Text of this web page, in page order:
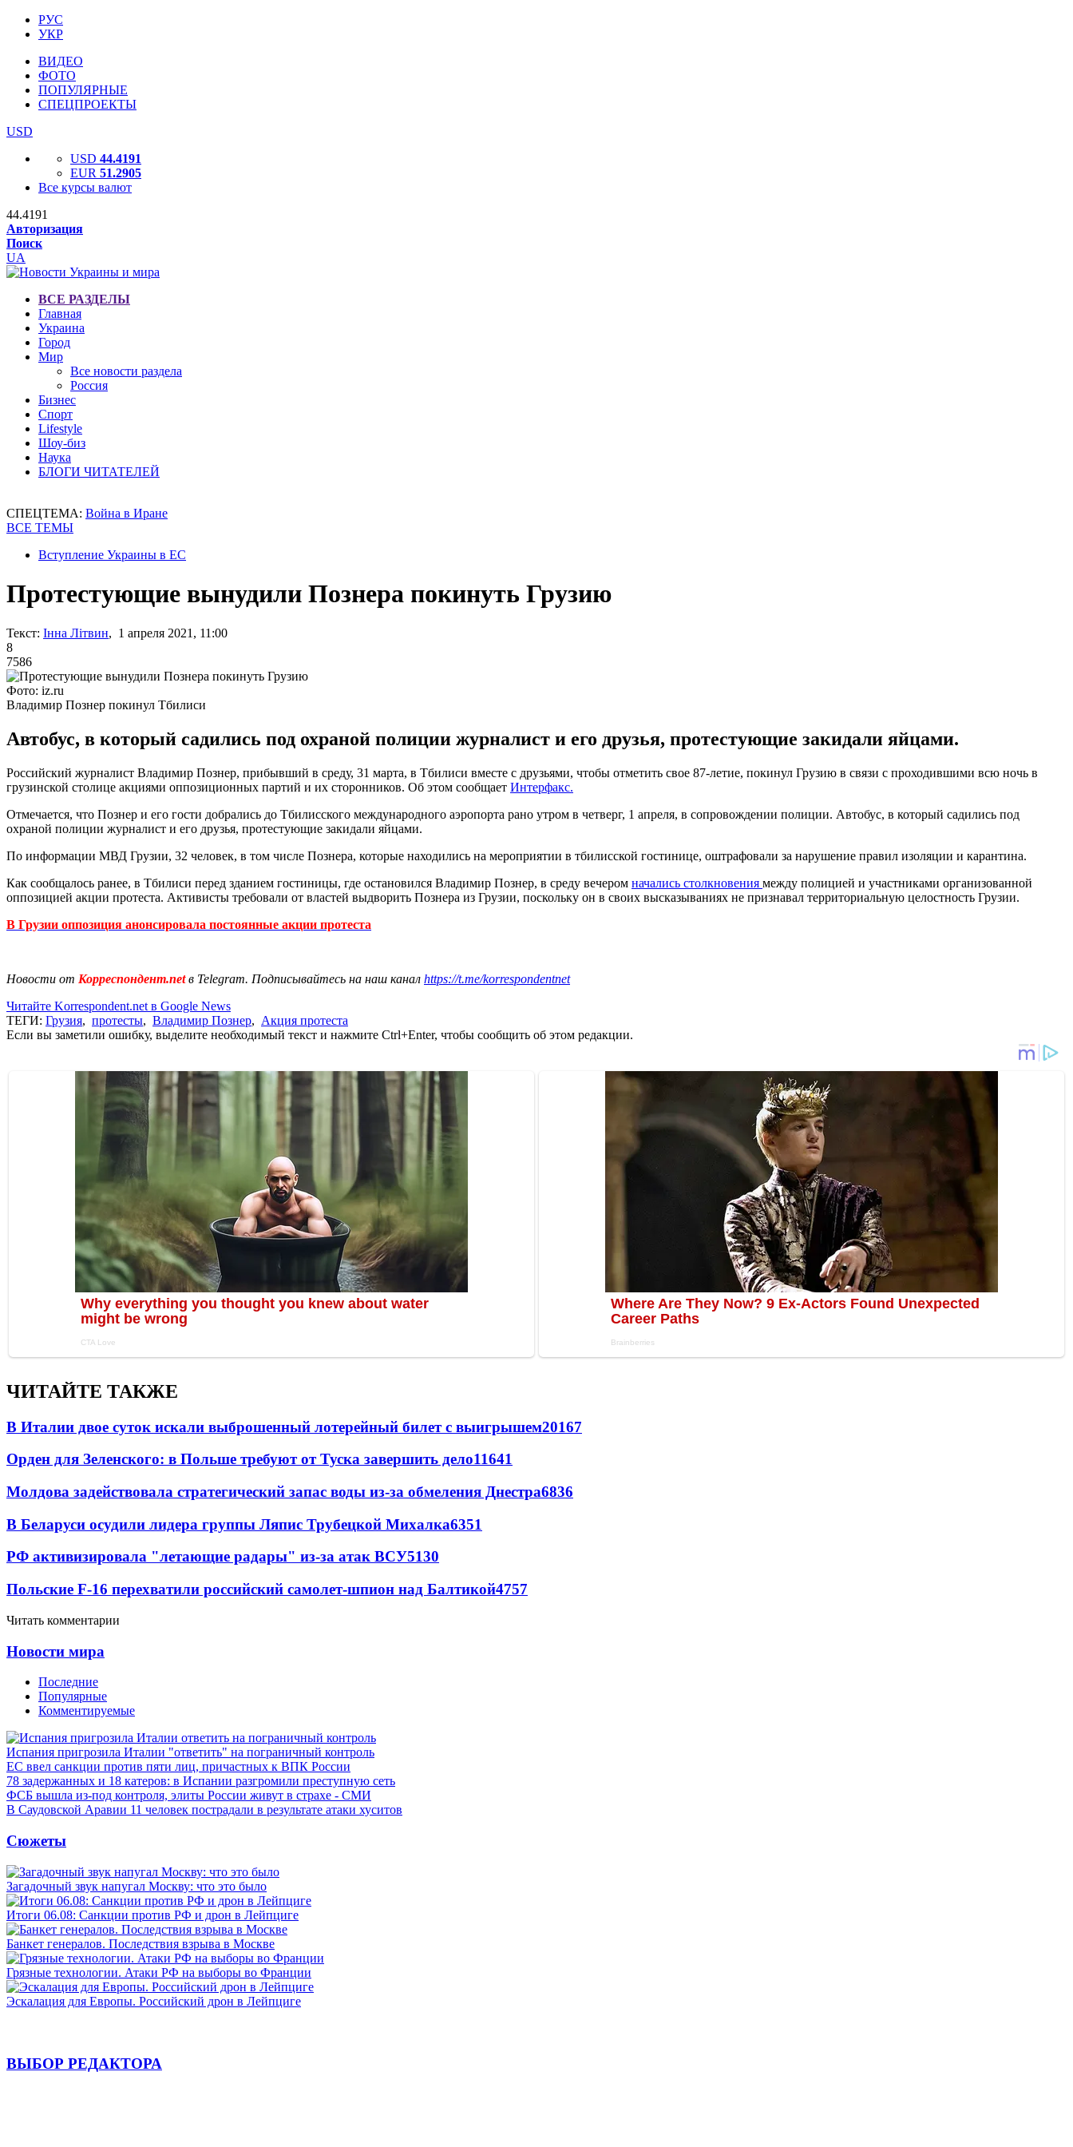
РУС
УКР
ВИДЕО
ФОТО
ПОПУЛЯРНЫЕ
СПЕЦПРОЕКТЫ
USD
USD 44.4191
EUR 51.2905
Все курсы валют
44.4191
Авторизация
Поиск
UA
ВСЕ РАЗДЕЛЫ
Главная
Украина
Город
Мир
Все новости раздела
Россия
Бизнес
Спорт
Lifestyle
Шоу-биз
Наука
БЛОГИ ЧИТАТЕЛЕЙ
СПЕЦТЕМА: Война в Иране
ВСЕ ТЕМЫ
Вступление Украины в ЕС
Протестующие вынудили Познера покинуть Грузию
Текст: Інна Літвин, 1 апреля 2021, 11:00
8
7586
Фото: iz.ru
Владимир Познер покинул Тбилиси
Автобус, в который садились под охраной полиции журналист и его друзья, протестующие закидали яйцами.
Российский журналист Владимир Познер, прибывший в среду, 31 марта, в Тбилиси вместе с друзьями, чтобы отметить свое 87-летие, покинул Грузию в связи с проходившими всю ночь в
грузинской столице акциями оппозиционных партий и их сторонников. Об этом сообщает Интерфакс.
Отмечается, что Познер и его гости добрались до Тбилисского международного аэропорта рано утром в четверг, 1 апреля, в сопровождении полиции. Автобус, в который садились под
охраной полиции журналист и его друзья, протестующие закидали яйцами.
По информации МВД Грузии, 32 человек, в том числе Познера, которые находились на мероприятии в тбилисской гостинице, оштрафовали за нарушение правил изоляции и карантина.
Как сообщалось ранее, в Тбилиси перед зданием гостиницы, где остановился Владимир Познер, в среду вечером начались столкновения между полицией и участниками организованной
оппозицией акции протеста. Активисты требовали от властей выдворить Познера из Грузии, поскольку он в своих высказываниях не признавал территориальную целостность Грузии.
В Грузии оппозиция анонсировала постоянные акции протеста
Новости от Корреспондент.netв Telegram. Подписывайтесь на наш канал https://t.me/korrespondentnet
Читайте Korrespondent.net в Google News
ТЕГИ: Грузия, протесты, Владимир Познер, Акция протеста
Если вы заметили ошибку, выделите необходимый текст и нажмите Ctrl+Enter, чтобы сообщить об этом редакции.
ЧИТАЙТЕ ТАКЖЕ
В Италии двое суток искали выброшенный лотерейный билет с выигрышем20167
Орден для Зеленского: в Польше требуют от Туска завершить дело11641
Молдова задействовала стратегический запас воды из-за обмеления Днестра6836
В Беларуси осудили лидера группы Ляпис Трубецкой Михалка6351
РФ активизировала "летающие радары" из-за атак ВСУ5130
Польские F-16 перехватили российский самолет-шпион над Балтикой4757
Читать комментарии
Новости мира
Последние
Популярные
Комментируемые
Испания пригрозила Италии "ответить" на пограничный контроль
ЕС ввел санкции против пяти лиц, причастных к ВПК России
78 задержанных и 18 катеров: в Испании разгромили преступную сеть
ФСБ вышла из-под контроля, элиты России живут в страхе - СМИ
В Саудовской Аравии 11 человек пострадали в результате атаки хуситов
Сюжеты
Загадочный звук напугал Москву: что это было
Итоги 06.08: Санкции против РФ и дрон в Лейпциге
Банкет генералов. Последствия взрыва в Москве
Грязные технологии. Атаки РФ на выборы во Франции
Эскалация для Европы. Российский дрон в Лейпциге
ВЫБОР РЕДАКТОРА